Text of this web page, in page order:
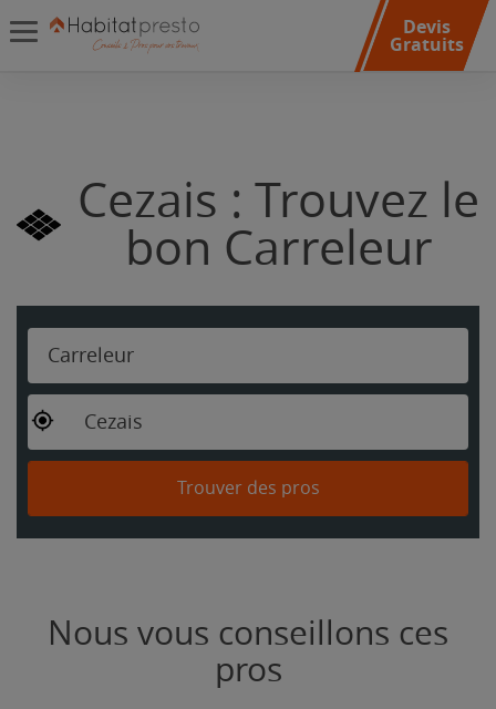
Devis
Gratuits
Cezais : Trouvez le
bon Carreleur
Carreleur
Cezais
Trouver des pros
Nous vous conseillons ces
pros